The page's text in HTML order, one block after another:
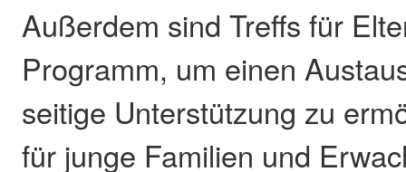
Außerdem sind Treffs für
Programm, um einen
seitige Unterstützung zu
für junge Familien und